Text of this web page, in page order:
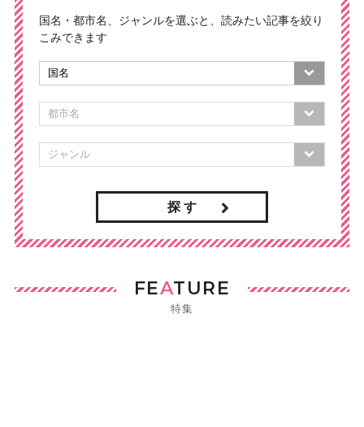
国名・都市名、ジャンルを選ぶと、読みたい記事を絞り
こみできます
探 す
FEATURE
特集